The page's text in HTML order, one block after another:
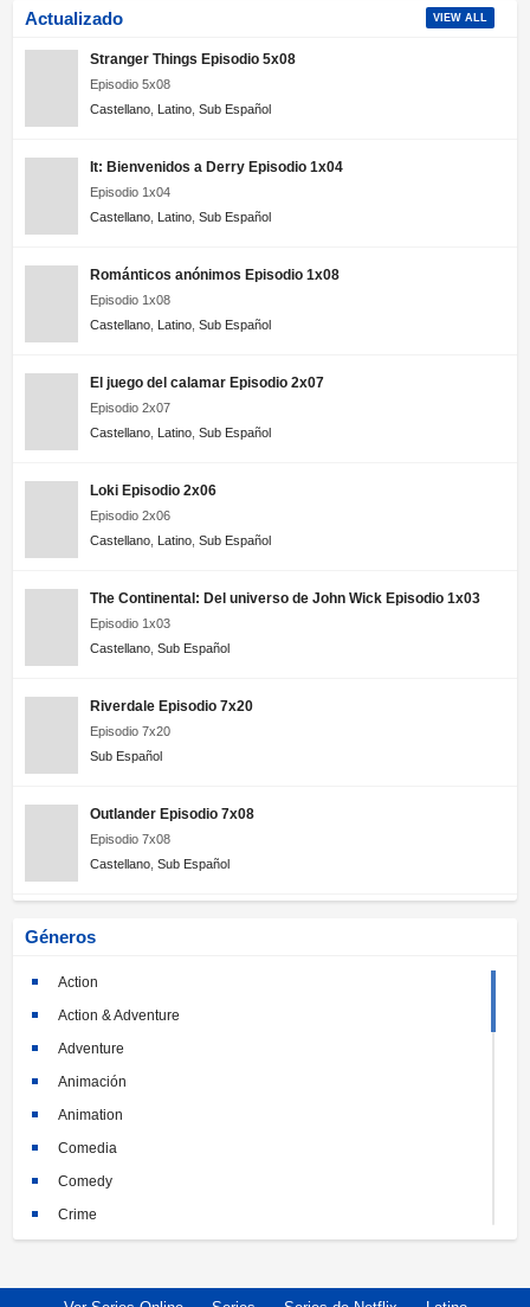
Actualizado VIEW ALL
Stranger Things Episodio 5x08
Episodio 5x08
Castellano Latino Sub Español
It: Bienvenidos a Derry Episodio 1x04
Episodio 1x04
Castellano Latino Sub Español
Románticos anónimos Episodio 1x08
Episodio 1x08
Castellano Latino Sub Español
El juego del calamar Episodio 2x07
Episodio 2x07
Castellano Latino Sub Español
Loki Episodio 2x06
Episodio 2x06
Castellano Latino Sub Español
The Continental: Del universo de John Wick Episodio 1x03
Episodio 1x03
Castellano Sub Español
Riverdale Episodio 7x20
Episodio 7x20
Sub Español
Outlander Episodio 7x08
Episodio 7x08
Castellano Sub Español
Géneros
Action
Action & Adventure
Adventure
Animación
Animation
Comedia
Comedy
Crime